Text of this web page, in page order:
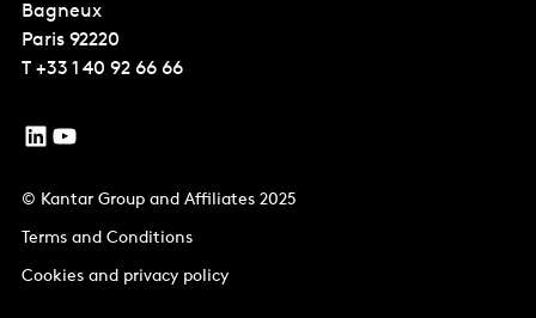
Bagneux
Paris 92220
T +33 1 40 92 66 66
© Kantar Group and Affiliates 2025
Terms and Conditions
Cookies and privacy policy